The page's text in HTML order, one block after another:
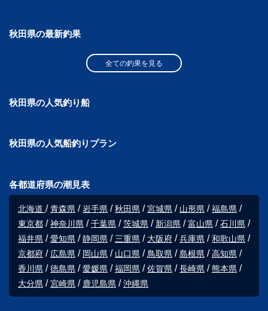
秋田県の最新釣果
全ての釣果を見る
秋田県の人気釣り船
秋田県の人気船釣りプラン
各都道府県の潮見表
北海道 青森県 岩手県 秋田県 宮城県 山形県
福島県
東京都
神奈川県 千葉県 茨城県 新潟県 富山県
石川県
福井県
愛知県 静岡県 三重県 大阪府 兵庫県
和歌山県
京都府
広島県 岡山県 山口県 鳥取県 島根県
高知県
香川県
徳島県 愛媛県 福岡県 佐賀県 長崎県
熊本県
大分県
宮崎県 鹿児島県 沖縄県